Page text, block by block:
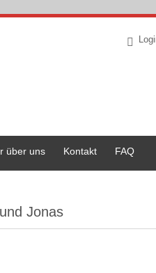
über uns Kontakt FAQ
Jonas